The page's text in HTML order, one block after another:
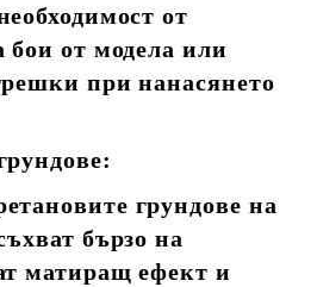
от
бои от модела или
при нанасянето
грундове на
бързо на
матиращ ефект и